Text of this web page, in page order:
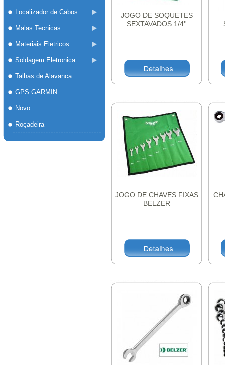
Localizador de Cabos
Malas Tecnicas
Materiais Eletricos
Soldagem Eletronica
Talhas de Alavanca
GPS GARMIN
Novo
Roçadeira
JOGO DE SOQUETES
SEXTAVADOS 1/4''
JOGO DE CHAVES FIXAS
BELZER